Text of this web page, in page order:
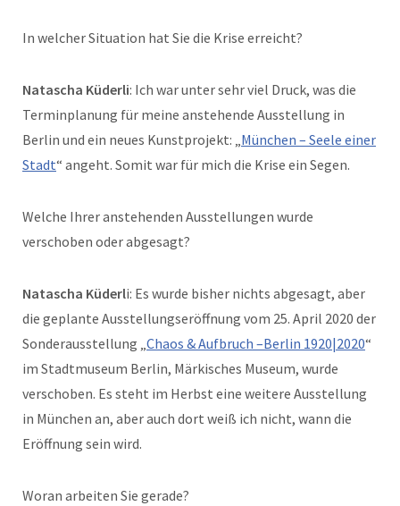
In welcher Situation hat Sie die Krise erreicht?
Natascha Küderli: Ich war unter sehr viel Druck, was die
Terminplanung für meine anstehende Ausstellung in
Berlin und ein neues Kunstprojekt: „München – Seele einer
Stadt“ angeht. Somit war für mich die Krise ein Segen.
Welche Ihrer anstehenden Ausstellungen wurde
verschoben oder abgesagt?
Natascha Küderli: Es wurde bisher nichts abgesagt, aber
die geplante Ausstellungseröffnung vom 25. April 2020 der
Sonderausstellung „Chaos & Aufbruch –Berlin 1920|2020“
im Stadtmuseum Berlin, Märkisches Museum, wurde
verschoben. Es steht im Herbst eine weitere Ausstellung
in München an, aber auch dort weiß ich nicht, wann die
Eröffnung sein wird.
Woran arbeiten Sie gerade?